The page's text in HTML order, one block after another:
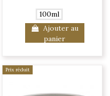
100ml
Ajouter au
panier
Prix réduit